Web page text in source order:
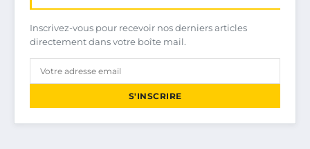
Inscrivez-vous pour recevoir nos derniers articles
directement dans votre boîte mail.
S'INSCRIRE